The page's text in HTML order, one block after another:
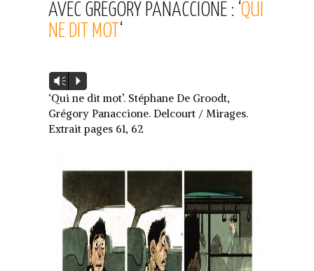
AVEC GRÉGORY PANACCIONE : ‘QUI
NE DIT MOT ‘
Lecteur
audio
Vm P
‘Qui ne dit mot’. Stéphane De Groodt,
Grégory Panaccione. Delcourt / Mirages.
Extrait pages 61, 62